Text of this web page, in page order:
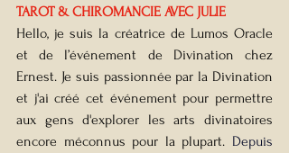
TAROT & CHIROMANCIE AVEC JULIE
Hello, je suis la créatrice de Lumos Oracle
et de l’événement de Divination chez
Ernest. Je suis passionnée par la Divination
et j'ai créé cet événement pour permettre
aux gens d'explorer les arts divinatoires
encore méconnus pour la plupart. Depuis